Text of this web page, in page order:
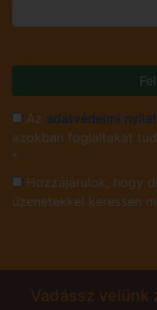
Az adatvédelmi
azokban foglaltakat
*
Hozzájárulok, hogy
üzenetekkel keressen
Vadássz velünk